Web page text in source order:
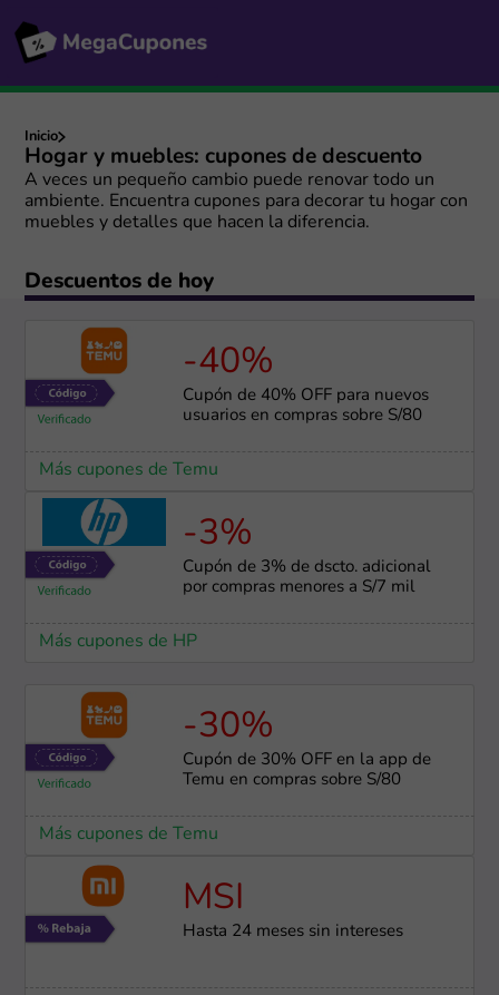
Inicio
Hogar y muebles: cupones de descuento
A veces un pequeño cambio puede renovar todo un
ambiente. Encuentra cupones para decorar tu hogar con
muebles y detalles que hacen la diferencia.
Descuentos de hoy
-40%
Cupón de 40% OFF para nuevos
usuarios en compras sobre S/80
Más cupones de Temu
-3%
Cupón de 3% de dscto. adicional
por compras menores a S/7 mil
Más cupones de HP
-30%
Cupón de 30% OFF en la app de
Temu en compras sobre S/80
Más cupones de Temu
MSI
Hasta 24 meses sin intereses